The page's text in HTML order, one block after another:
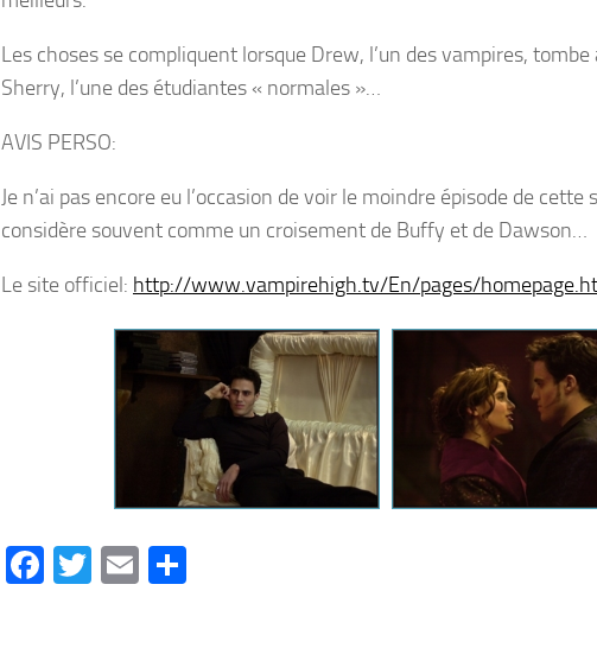
Les choses se compliquent lorsque Drew, l’un des vampires, tombe
Sherry, l’une des étudiantes « normales »…
AVIS PERSO:
Je n’ai pas encore eu l’occasion de voir le moindre épisode de cette
considère souvent comme un croisement de Buffy et de Dawson…
Le site officiel: http://www.vampirehigh.tv/En/pages/
Facebook
Twitter
Email